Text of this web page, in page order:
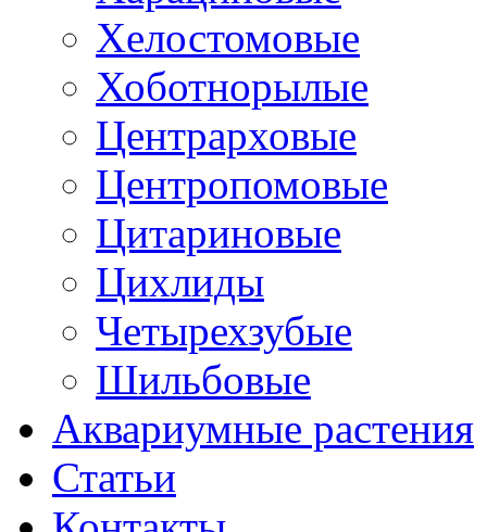
Хелостомовые
Хоботнорылые
Центрарховые
Центропомовые
Цитариновые
Цихлиды
Четырехзубые
Шильбовые
Аквариумные растения
Статьи